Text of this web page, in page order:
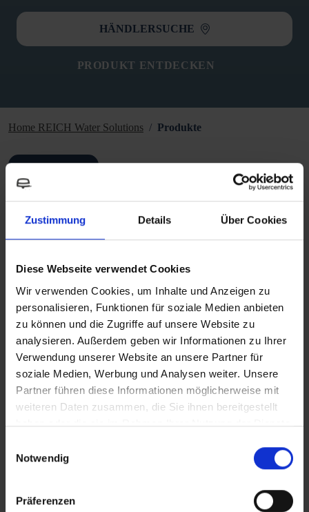
Zustimmung Details Über Cookies
Diese Webseite verwendet Cookies
Wir verwenden Cookies, um Inhalte und Anzeigen zu
personalisieren, Funktionen für soziale Medien anbieten
zu können und die Zugriffe auf unsere Website zu
analysieren. Außerdem geben wir Informationen zu Ihrer
Verwendung unserer Website an unsere Partner für
soziale Medien, Werbung und Analysen weiter. Unsere
Partner führen diese Informationen möglicherweise mit
weiteren Daten zusammen, die Sie ihnen bereitgestellt
haben oder die sie im Rahmen Ihrer Nutzung der Dienste
Notwendig
Präferenzen
HÄNDLERSUCHE
PRODUKT ENTDECKEN
Home REICH Water Solutions Produkte
Technische Daten
Downloads
ZURÜCK